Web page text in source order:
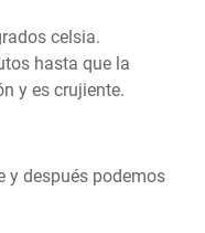
celsia.
hasta que la
y es crujiente.
y después podemos